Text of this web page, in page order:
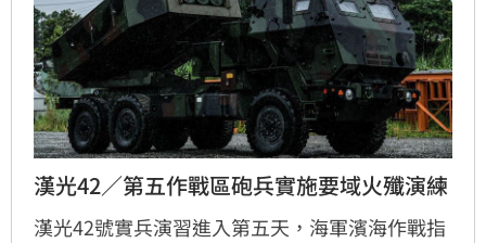
漢光42／第五作戰區砲兵實施要域火殲演練
漢光42號實兵演習進入第五天，海軍濱海作戰指